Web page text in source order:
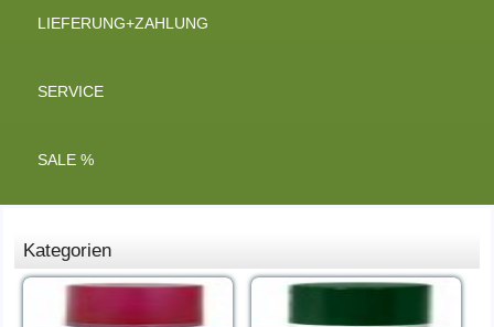
LIEFERUNG+ZAHLUNG
SERVICE
SALE %
Kategorien